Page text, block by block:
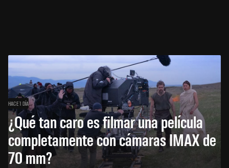
HACE 1 DÍA
¿Qué tan caro es filmar una película
completamente con cámaras IMAX de
70 mm?